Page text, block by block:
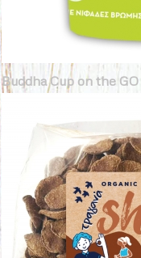
Buddha Cup on the